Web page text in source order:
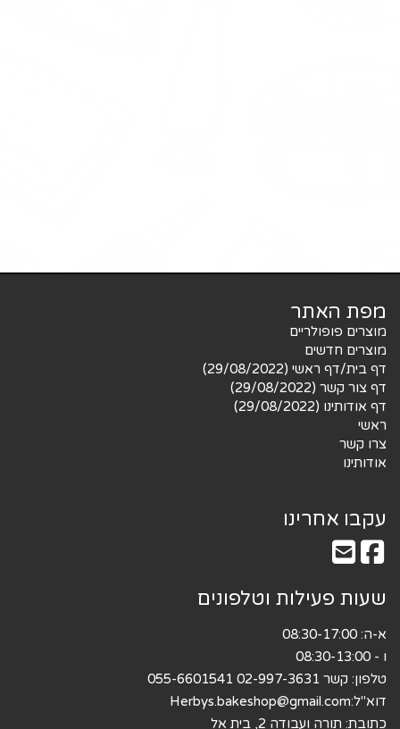
מפת האתר
מוצרים פופולריים
מוצרים חדשים
דף בית/דף ראשי (29/08/2022)
דף צור קשר (29/08/2022)
דף אודותינו (29/08/2022)
ראשי
צרו קשר
אודותינו
עקבו אחרינו
שעות פעילות וטלפונים
א-ה: 08:30-17:00
ו - 08:30-13:00
טלפון: קשר 02-997-3631 055-6601541
דוא"ל:Herbys.bakeshop@gmail.com
כתובת: תורה ועבודה 2, בית אל